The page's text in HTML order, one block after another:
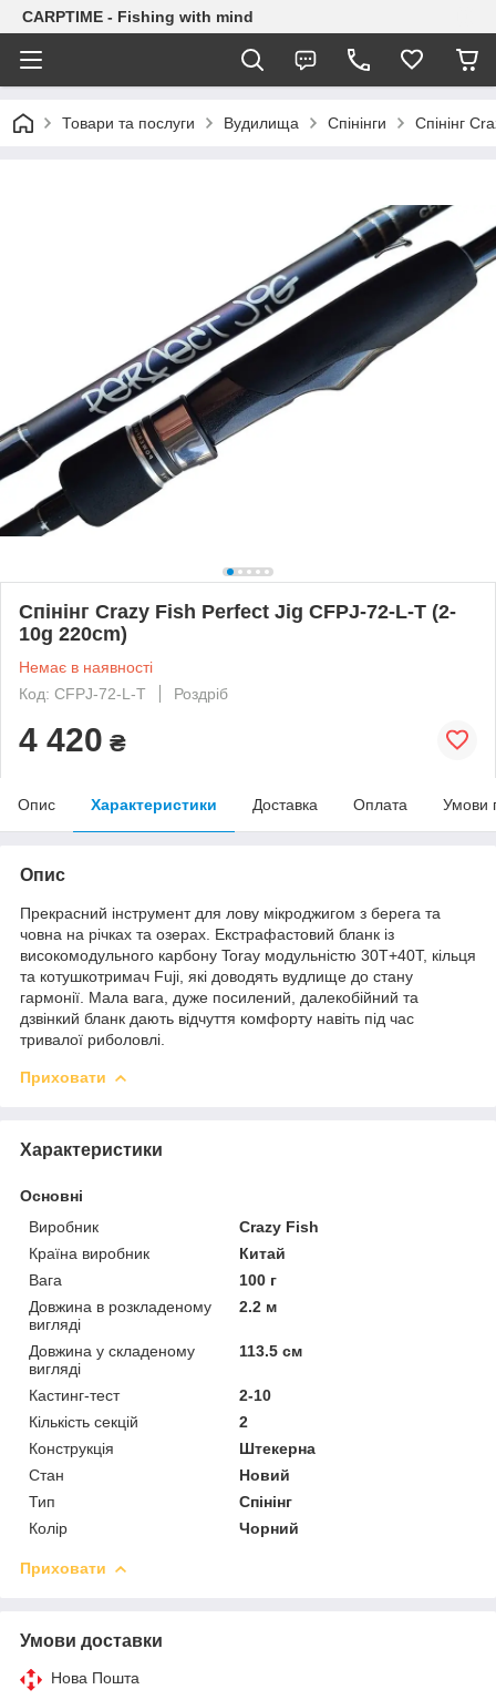
CARPTIME - Fishing with mind
Товари та послуги Вудилища Спінінги Спінінг
Спінінг Crazy Fish Perfect Jig CFPJ-72-L-T (2-
10g 220cm)
Немає в наявності
Код: CFPJ-72-L-T
Роздріб
4 420 ₴
Опис Характеристики Доставка Оплата Умови
Опис
Прекрасний інструмент для лову мікроджигом з берега та
човна на річках та озерах. Екстрафастовий бланк із
високомодульного карбону Toray модульністю 30Т+40Т, кільця
та котушкотримач Fuji, які доводять вудлище до стану
гармонії. Мала вага, дуже посилений, далекобійний та
дзвінкий бланк дають відчуття комфорту навіть під час
тривалої риболовлі.
Приховати
Характеристики
Основні
Виробник
Crazy Fish
Країна виробник
Китай
Вага
100 г
Довжина в розкладеному
вигляді
2.2 м
Довжина у складеному
вигляді
113.5 см
Кастинг-тест
2-10
Кількість секцій
2
Конструкція
Штекерна
Стан
Новий
Тип
Спінінг
Колір
Чорний
Приховати
Умови доставки
Нова Пошта